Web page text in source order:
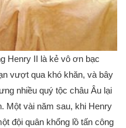
Henry II là kẻ vô ơn bạc
vượt qua khó khăn, và bây
nhiều quý tộc châu Âu lại
Một vài năm sau, khi Henry
đội quân khổng lồ tấn công